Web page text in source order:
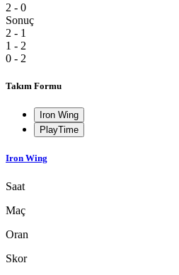
2 - 0
Sonuç
2 - 1
1 - 2
0 - 2
Takım Formu
Iron Wing
PlayTime
Iron Wing
Saat
Maç
Oran
Skor